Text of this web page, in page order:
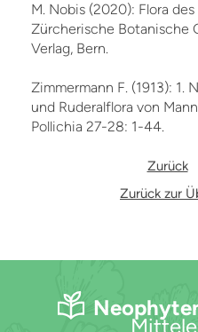
M. Nobis (2020): Flora
Zürcherische Botanische
Verlag, Bern.
Zimmermann F. (1913): 1.
und Ruderalflora von
Pollichia 27-28: 1-44.
Zurück
Zurück zur